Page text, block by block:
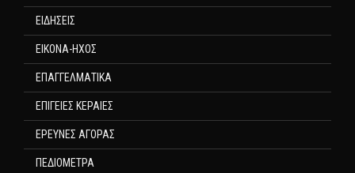
ΕΙΔΗΣΕΙΣ
ΕΙΚΟΝΑ-ΗΧΟΣ
ΕΠΑΓΓΕΛΜΑΤΙΚΑ
ΕΠΙΓΕΙΕΣ ΚΕΡΑΙΕΣ
ΕΡΕΥΝΕΣ ΑΓΟΡΑΣ
ΠΕΔΙΟΜΕΤΡΑ